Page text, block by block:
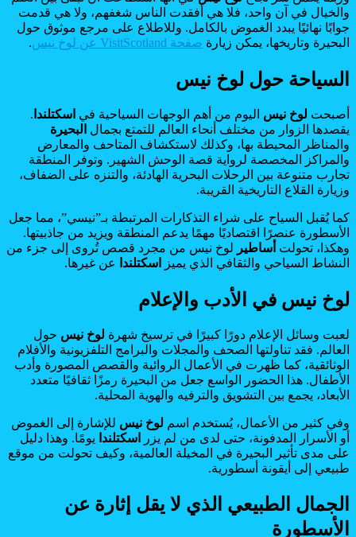
والخيال في آن واحد، فلا هي أفقدت الناس شغفهم، ولا هي قدمت
جوابًا نهائيًا يبدد الغموض بالكامل. وللاطلاع على مرجع موثوق حول
البحيرة وتاريخها، يمكن زيارة صفحة VisitScotland عن لوخ نيس .
السياحة حول لوخ نيس
أصبحت لوخ نيس اليوم من أهم الوجهات السياحية في اسكتلندا .
يقصدها الزوار من مختلف أنحاء العالم للتمتع بجمال البحيرة
والمناظر المحيطة بها، وكذلك لاستكشاف المتاحف والمعارض
والمراكز المخصصة لرواية قصة الوحش الشهير. وتوفر المنطقة
تجارب متنوعة بين الرحلات البحرية الهادئة، والتنزه على الضفاف،
وزيارة القلاع التاريخية القريبة.
كما يُقبل السياح على شراء التذكارات المرتبطة بـ”نيسي”، مما جعل
الأسطورة عنصرًا اقتصاديًا مهمًا يدعم المنطقة ويزيد من جاذبيتها.
وهكذا، تحولت أساطير لوخ نيس من مجرد قصص تُروى إلى جزء من
النشاط السياحي والثقافي الذي يميز
اسكتلندا عن غيرها.
لوخ نيس في الأدب والإعلام
لعبت وسائل الإعلام دورًا كبيرًا في ترسيخ شهرة لوخ نيس حول
العالم. فقد تناولتها الصحف والمجلات والبرامج التلفزيونية والأفلام
الوثائقية، كما ظهرت في الأعمال الروائية والقصص المصورة وأدب
الأطفال. هذا الحضور الواسع جعل من البحيرة رمزًا ثقافيًا متعدد
الأبعاد، يجمع بين التشويق والترفيه والهوية المحلية.
وفي كثير من الأعمال، يُستخدم اسم لوخ نيس للإشارة إلى الغموض
أو الأسرار المدفونة، حتى لدى من لم يزر
اسكتلندا يومًا. وهذا دليل
على مدى تأثير البحيرة في المخيلة العالمية، وكيف تحولت من موقع
طبيعي إلى أيقونة أسطورية.
الجمال الطبيعي الذي لا يقل إثارة عن
الأسطورة